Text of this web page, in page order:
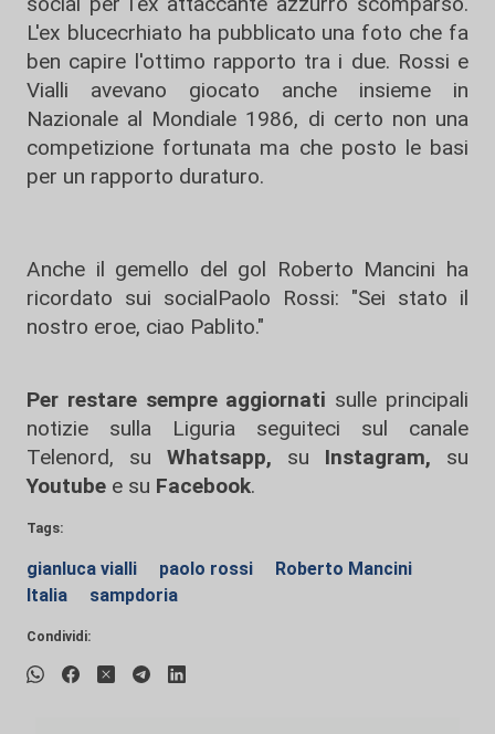
L'ex blucecrhiato ha pubblicato una foto che fa
ben capire l'ottimo rapporto tra i due. Rossi e
Vialli avevano giocato anche insieme in
Nazionale al Mondiale 1986, di certo non una
competizione fortunata ma che posto le basi
per un rapporto duraturo.
Anche il gemello del gol Roberto Mancini ha
ricordato sui socialPaolo Rossi: "Sei stato il
nostro eroe, ciao Pablito."
Per restare sempre aggiornati sulle principali
notizie sulla Liguria seguiteci sul canale
Telenord, su
Whatsapp, su Instagram, su
Youtube e su Facebook.
Tags:
gianluca vialli paolo rossi
Roberto Mancini
Italia
sampdoria
Condividi: